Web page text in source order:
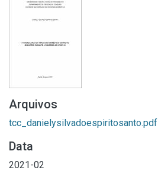
Arquivos
tcc_danielysilvadoespiritosanto.pdf
Data
2021-02